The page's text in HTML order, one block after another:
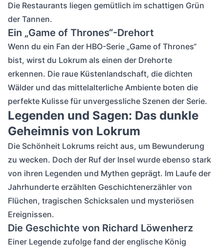
Die Restaurants liegen gemütlich im schattigen Grün
der Tannen.
Ein „Game of Thrones“-Drehort
Wenn du ein Fan der HBO-Serie „Game of Thrones“
bist, wirst du Lokrum als einen der Drehorte
erkennen. Die raue Küstenlandschaft, die dichten
Wälder und das mittelalterliche Ambiente boten die
perfekte Kulisse für unvergessliche Szenen der Serie.
Legenden und Sagen: Das dunkle
Geheimnis von Lokrum
Die Schönheit Lokrums reicht aus, um Bewunderung
zu wecken. Doch der Ruf der Insel wurde ebenso stark
von ihren Legenden und Mythen geprägt. Im Laufe der
Jahrhunderte erzählten Geschichtenerzähler von
Flüchen, tragischen Schicksalen und mysteriösen
Ereignissen.
Die Geschichte von Richard Löwenherz
Einer Legende zufolge fand der englische König